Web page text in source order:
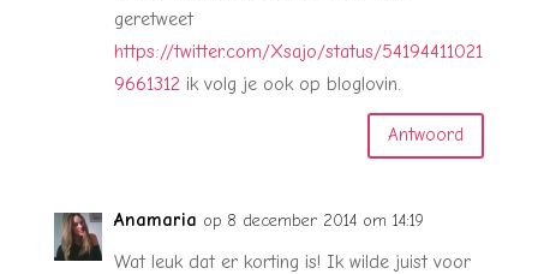
geretweet
https://twitter.com/Xsajo/status/54194411021
9661312ik volg je ook op bloglovin.
Antwoord
Anamaria op 8 december 2014 om 14:19
Wat leuk dat er korting is! Ik wilde juist voor